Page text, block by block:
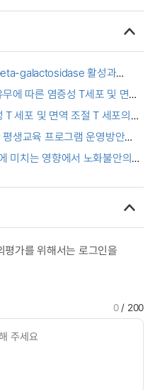
galactosidase 활성과
senescence
에 따른 염증성 T세포 및 면역
세포 및 면역 조절 T 세포의
asthma patients
생교육 프로그램 운영방안
at Senior Welfare
미치는 영향에서 노화불안의
가를 위해서는 로그인을
0/ 200